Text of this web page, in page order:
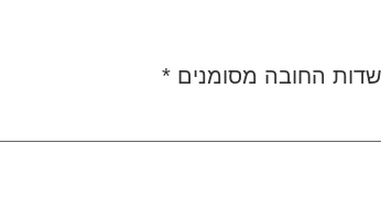
שדות החובה מסומנים *